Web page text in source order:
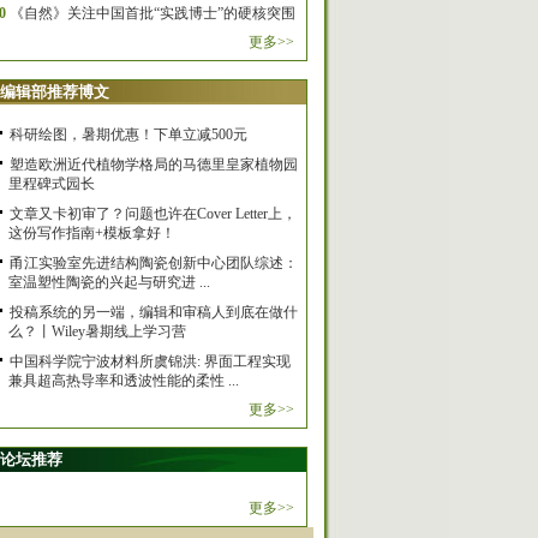
《自然》关注中国首批“实践博士”的硬核突围
更多>>
编辑部推荐博文
科研绘图，暑期优惠！下单立减500元
塑造欧洲近代植物学格局的马德里皇家植物园
里程碑式园长
文章又卡初审了？问题也许在Cover Letter上，
这份写作指南+模板拿好！
甬江实验室先进结构陶瓷创新中心团队综述：
室温塑性陶瓷的兴起与研究进 ...
投稿系统的另一端，编辑和审稿人到底在做什
么？丨Wiley暑期线上学习营
中国科学院宁波材料所虞锦洪: 界面工程实现
兼具超高热导率和透波性能的柔性 ...
更多>>
论坛推荐
更多>>